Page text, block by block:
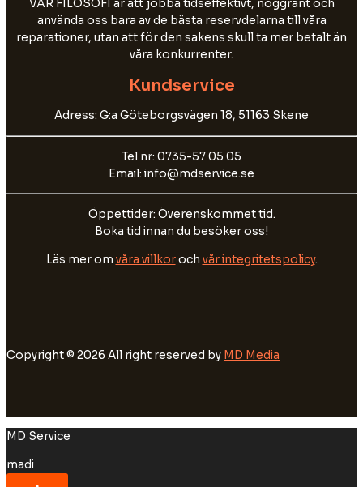
VÅR FILOSOFI är att jobba tidseffektivt, noggrant och
använda oss bara av de bästa reservdelarna till våra
reparationer, utan att för den sakens skull ta mer betalt än
våra konkurrenter.
Kundservice
Adress: G:a Göteborgsvägen 18, 51163 Skene
Tel nr: 0735-57 05 05
Email: info@mdservice.se
Öppettider: Överenskommet tid.
Boka tid innan du besöker oss!
Läs mer om våra villkoroch vår integritetspolicy.
Copyright © 2026 All right reserved by MD Media
MD Service
madi